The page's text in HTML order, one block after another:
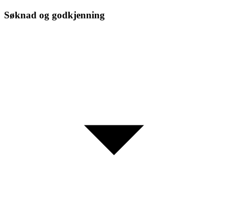
Søknad og godkjenning